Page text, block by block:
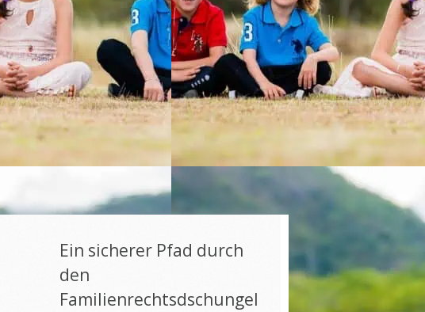
Ein sicherer Pfad durch
den
Familienrechtsdschungel